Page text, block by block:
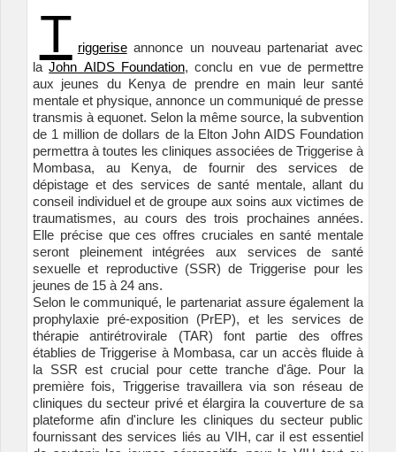
T riggeriseannonce un nouveau partenariat avec
laJohn AIDS Foundation, conclu en vue de permettre
aux jeunes du Kenya de prendre en main leur santé
mentale et physique, annonce un communiqué de presse
transmis à equonet. Selon la même source, la subvention
de 1 million de dollars de la Elton John AIDS Foundation
permettra à toutes les cliniques associées de Triggerise à
Mombasa, au Kenya, de fournir des services de
dépistage et des services de santé mentale, allant du
conseil individuel et de groupe aux soins aux victimes de
traumatismes, au cours des trois prochaines années.
Elle précise que ces offres cruciales en santé mentale
seront pleinement intégrées aux services de santé
sexuelle et reproductive (SSR) de Triggerise pour les
jeunes de 15 à 24 ans.
Selon le communiqué, le partenariat assure également la
prophylaxie pré-exposition (PrEP), et les services de
thérapie antirétrovirale (TAR) font partie des offres
établies de Triggerise à Mombasa, car un accès fluide à
la SSR est crucial pour cette tranche d'âge. Pour la
première fois, Triggerise travaillera via son réseau de
cliniques du secteur privé et élargira la couverture de sa
plateforme afin d'inclure les cliniques du secteur public
fournissant des services liés au VIH, car il est essentiel